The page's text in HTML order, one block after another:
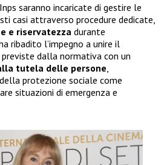
saranno incaricate di gestire le
casi attraverso procedure dedicate,
e riservatezza durante
ribadito l’impegno a unire il
previste dalla normativa con un
tutela delle persone
protezione sociale come
situazioni di emergenza e